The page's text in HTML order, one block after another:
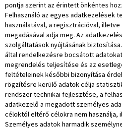
pontja szerint az érintett önkéntes
Felhasználó az egyes adatkezelések
használatával, a regisztrációval,
megadásával adja meg. Az
szolgáltatások nyújtásának
által rendelkezésre bocsátott
megrendelés teljesítése és az
feltételeinek későbbi bizonyítása
rögzítésre kerülő adatok célja
rendszer technikai fejlesztése, a
adatkezelő a megadott személyes
céloktól eltérő célokra nem használja,
Személyes adatok harmadik